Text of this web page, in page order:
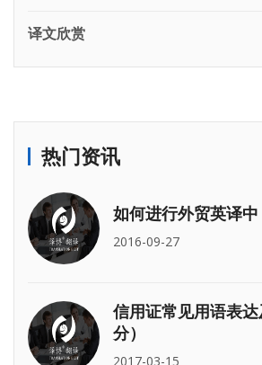
译文欣赏
热门资讯
如何进行外贸英译
2016-09-27
信用证常见用语表
分）
2017-03-15